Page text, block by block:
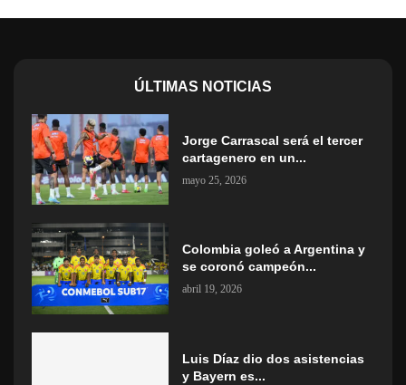
ÚLTIMAS NOTICIAS
Jorge Carrascal será el tercer
cartagenero en un...
mayo 25, 2026
Colombia goleó a Argentina y
se coronó campeón...
abril 19, 2026
Luis Díaz dio dos asistencias
y Bayern es...